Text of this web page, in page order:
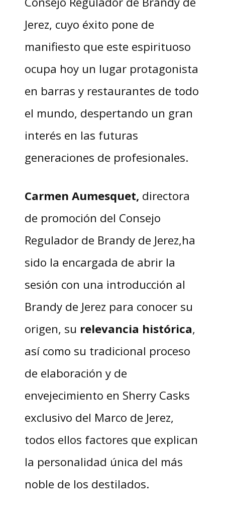
Jerez, cuyo éxito pone de
manifiesto que este espirituoso
ocupa hoy un lugar protagonista
en barras y restaurantes de todo
el mundo, despertando un gran
interés en las futuras
generaciones de profesionales.
Carmen Aumesquet, directora
de promoción del Consejo
Regulador de Brandy de Jerez,ha
sido la encargada de abrir la
sesión con una introducción al
Brandy de Jerez para conocer su
origen, su relevancia histórica,
así como su tradicional proceso
de elaboración y de
envejecimiento en Sherry Casks
exclusivo del Marco de Jerez,
todos ellos factores que explican
la personalidad única del más
noble de los destilados.